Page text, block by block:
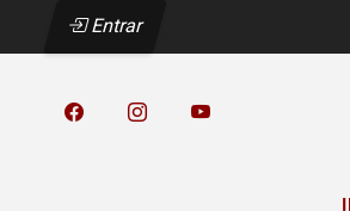
Entrar